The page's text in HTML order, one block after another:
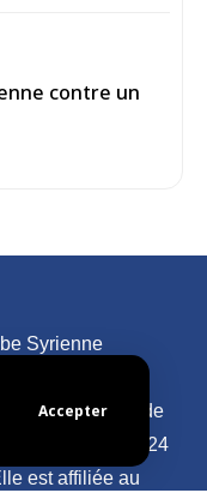
Accepter
contre un
Syrienne
– SANA
officielle de
Syrie, fondée le 24
est affiliée au